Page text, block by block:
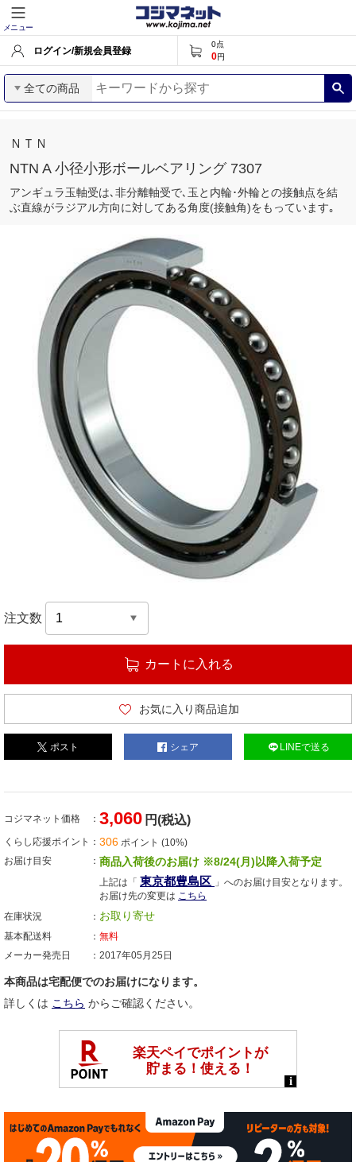
メニュー
ログイン/新規会員登録
0点
0円
全ての商品
ＮＴＮ
NTN A 小径小形ボールベアリング 7307
アンギュラ玉軸受は､非分離軸受で､玉と内輪･外輪との接触点を結
ぶ直線がラジアル方向に対してある角度(接触角)をもっています｡
注文数
カートに入れる
お気に入り商品追加
ポスト シェア LINEで送る
コジマネット価格 3,060 円(税込)
くらし応援ポイント 306 ポイント (10%)
お届け目安
商品入荷後のお届け ※8/24(月)以降入荷予定
上記は「 東京都豊島区 」へのお届け目安となります。
お届け先の変更は こちら
在庫状況
お取り寄せ
基本配送料
無料
メーカー発売日
2017年05月25日
本商品は宅配便でのお届けになります。
詳しくは こちら からご確認ください。